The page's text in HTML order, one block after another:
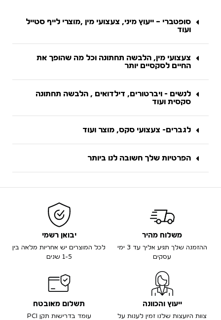
סופטברי – ייעוץ מיני, צעצועי מין ,מוצרי לייף סטייל
ועוד
צעצועי מין, הלבשה תחתונה וכל מה שהופך את
החיים לסקסיים יותר
לנשים - ויברטורים, דילדואים , הלבשה תחתונה
סקסית ועוד
לגברים- צעצועי סקס, מוצר ועוד
הפרטיות שלך חשובה לנו ביותר
משלוח מהיר
ההזמנה שלך תגיע אליך עד 3 ימי
עסקים
יבואן רשמי
לכל המוצרים יש אחריות מלאה בין
1-5 שנים
ייעוץ והכוונה
צוות היועצות שלנו זמין לענות על
תשלום מאובטח
עומד בדרישות תקן PCI